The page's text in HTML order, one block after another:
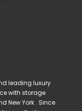
leading luxury
with storage
New York . Since